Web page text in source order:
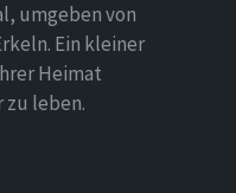
umgeben von
Ein kleiner
Heimat
zu leben.